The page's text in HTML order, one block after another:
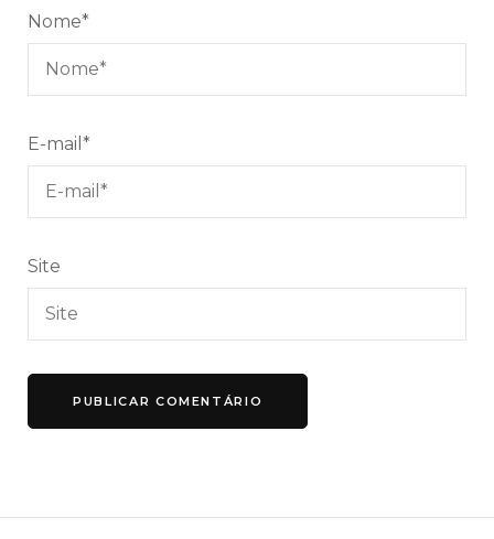
Nome*
E-mail *
Site